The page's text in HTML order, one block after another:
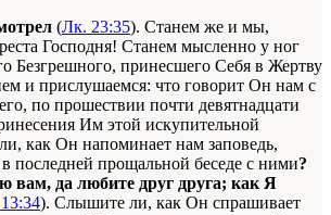
(Лк. 23:35). Станем же и мы,
Господня! Станем мысленно у ног
Безгрешного, принесшего Себя в Жертву
и прислушаемся: что говорит Он нам с
по прошествии почти девятнадцати
Им этой искупительной
как Он напоминает нам заповедь,
последней прощальной беседе с ними?
вам, да любите друг друга; как Я
). Слышите ли, как Он спрашивает